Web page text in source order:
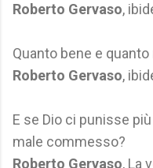
Roberto Gervaso,
Quanto bene e
Roberto Gervaso,
E se Dio ci punisse
male commesso?
Roberto Gervaso, La